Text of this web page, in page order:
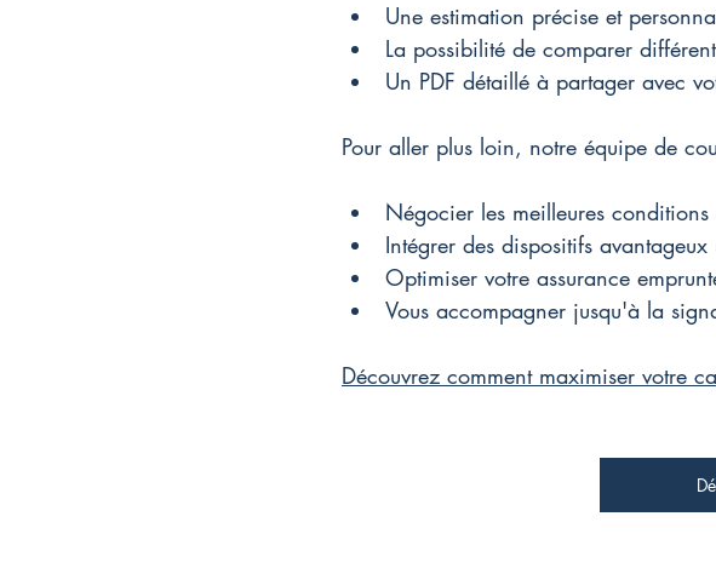
Une estimation précise et
La possibilité de comparer
Un PDF détaillé à partager avec
Pour aller plus loin, notre équipe de
Négocier les meilleures conditions
Intégrer des dispositifs
Optimiser votre assurance
Vous accompagner jusqu'à la
Découvrez comment maximiser votre